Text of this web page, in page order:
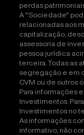
perdas
A "Sociedade"
relacionadas aos
capitalização,
assessoria de
pessoa jurídica
terceira. Todas as
segregação e em
CVM ou de outros
Para informações
Investimentos.
Investimentos no
As informações
informativo, não